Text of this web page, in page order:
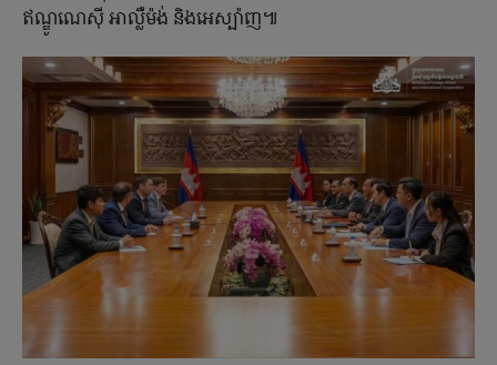
ឥណ្ឌូណេស៊ី អាល្លឺម៉ង់ និង​អេស្ប៉ាញ៕